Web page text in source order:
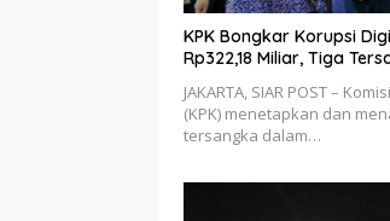
KPK Bongkar Korupsi
Rp322,18 Miliar, Tiga
JAKARTA, SIAR POST –
(KPK) menetapkan dan
tersangka dalam…